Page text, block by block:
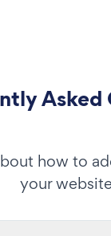
Asked
how to
your